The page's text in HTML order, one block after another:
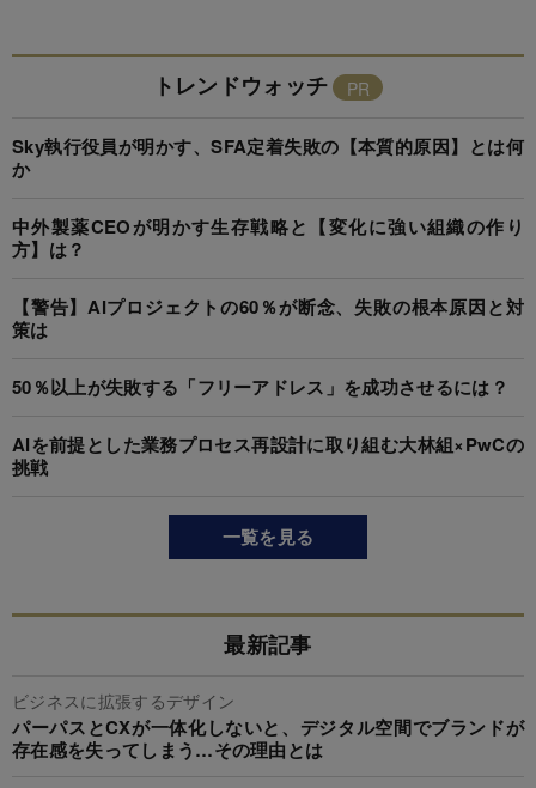
トレンドウォッチ
Sky執行役員が明かす、SFA定着失敗の【本質的原因】とは何
か
中外製薬CEOが明かす生存戦略と【変化に強い組織の作り
方】は？
【警告】AIプロジェクトの60％が断念、失敗の根本原因と対
策は
50％以上が失敗する「フリーアドレス」を成功させるには？
AIを前提とした業務プロセス再設計に取り組む大林組×PwCの
挑戦
一覧を見る
最新記事
ビジネスに拡張するデザイン
パーパスとCXが一体化しないと、デジタル空間でブランドが
存在感を失ってしまう…その理由とは